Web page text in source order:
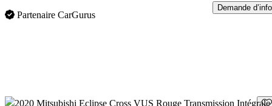
Partenaire CarGurus
Demande d’info